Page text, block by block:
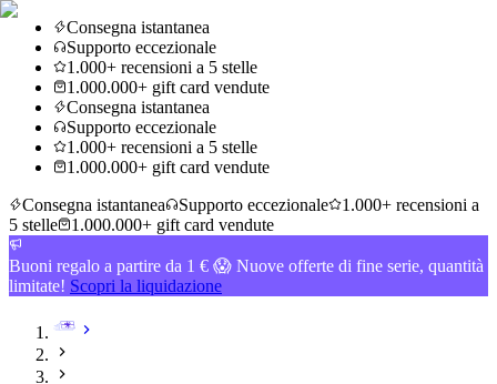
Consegna istantanea
Supporto eccezionale
1.000+ recensioni a 5 stelle
1.000.000+ gift card vendute
Consegna istantanea
Supporto eccezionale
1.000+ recensioni a 5 stelle
1.000.000+ gift card vendute
Consegna istantanea
Supporto eccezionale
1.000+ recensioni a
5 stelle
1.000.000+ gift card vendute
Buoni regalo a partire da 1 € 😱 Nuove offerte di fine serie, quantità
limitate! Scopri la liquidazione